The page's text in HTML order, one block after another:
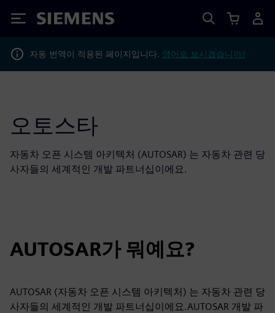
Siemens
자동 번역이 적용된 페이지입니다. 영어로 보시겠습니까?
오토스타
자동차 오픈 시스템 아키텍처 (AUTOSAR) 는 자동차 관련 당
사자들의 세계적인 개발 파트너십이에요.
AUTOSAR가 뭐예요?
AUTOSAR (자동차 오픈 시스템 아키텍처) 는 자동차 관련 당
사자들의 세계적인 개발 파트너십이에요.AUTOSAR 개발 파